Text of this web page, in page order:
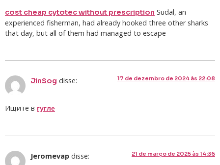
cost cheap cytotec without prescription Sudal, an
experienced fisherman, had already hooked three other sharks
that day, but all of them had managed to escape
JinSog disse: 17 de dezembro de 2024 às 22:08
Ищите в гугле
Jeromevap disse: 21 de março de 2025 às 14:36